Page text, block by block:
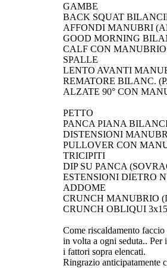
GAMBE
BACK SQUAT
AFFONDI MANUBRI
GOOD MORNING
CALF CON MANUBRIO
SPALLE
LENTO AVANTI
REMATORE BILANC.
ALZATE 90° CON
PETTO
PANCA PIANA
DISTENSIONI
PULLOVER CON
TRICIPITI
DIP SU PANCA
ESTENSIONI DIETRO
ADDOME
CRUNCH MANUBRIO
CRUNCH OBLIQUI 3x15
Come riscaldamento
in volta a ogni seduta..
i fattori sopra elencati.
Ringrazio anticipatamente